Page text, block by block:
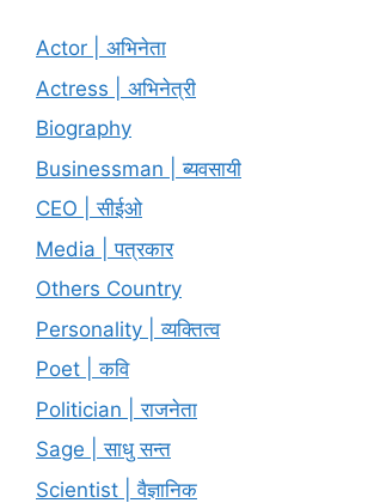
Actor | अभिनेता
Actress | अभिनेत्री
Biography
Businessman | ब्यवसायी
CEO | सीईओ
Media | पत्रकार
Others Country
Personality | व्यक्तित्व
Poet | कवि
Politician | राजनेता
Sage | साधु सन्त
Scientist | वैज्ञानिक